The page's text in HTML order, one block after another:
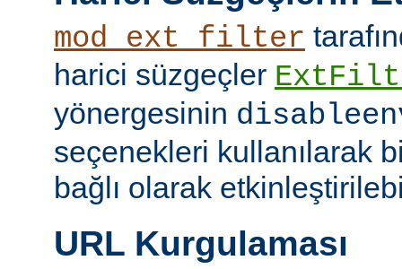
mod_ext_filter
harici süzgeçler
yönergesinin
seçenekleri kullanılarak
bağlı olarak
URL Kurgulaması